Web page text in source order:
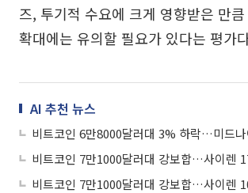
즈, 투기적 수요에 크게 영향받은 만
확대에는 유의할 필요가 있다는 평가
AI 추천 뉴스
비트코인 6만8000달러대 3% 하락…미드
비트코인 7만1000달러대 강보합…사이렌
비트코인 7만1000달러대 강보합…사이렌